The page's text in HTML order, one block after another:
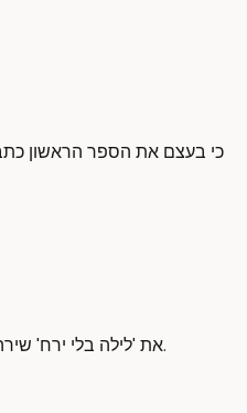
כי בעצם את הספר הראשון
את 'לילה בלי ירח' שירה ואני כתבנו כששירה הייתה בהריון.